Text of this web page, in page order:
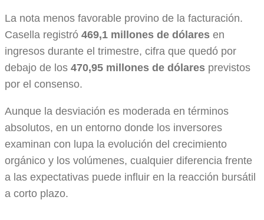
La nota menos favorable provino de la facturación.
Casella registró 469,1 millones de dólares en
ingresos durante el trimestre, cifra que quedó por
debajo de los 470,95 millones de dólares previstos
por el consenso.
Aunque la desviación es moderada en términos
absolutos, en un entorno donde los inversores
examinan con lupa la evolución del crecimiento
orgánico y los volúmenes, cualquier diferencia frente
a las expectativas puede influir en la reacción bursátil
a corto plazo.